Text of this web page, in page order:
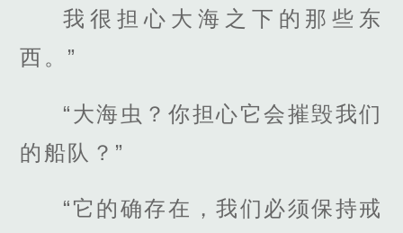
我很担心大海之下的那些东
西。”
“大海虫？你担心它会摧毁我们
的船队？”
“它的确存在，我们必须保持戒